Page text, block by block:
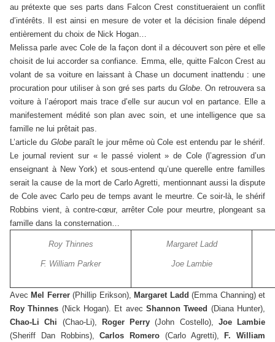
au prétexte que ses parts dans Falcon Crest constitueraient un conflit
d’intérêts. Il est ainsi en mesure de voter et la décision finale dépend
entièrement du choix de Nick Hogan…
Melissa parle avec Cole de la façon dont il a découvert son père et elle
choisit de lui accorder sa confiance. Emma, elle, quitte Falcon Crest au
volant de sa voiture en laissant à Chase un document inattendu : une
procuration pour utiliser à son gré ses parts du Globe . On retrouvera sa
voiture à l’aéroport mais trace d’elle sur aucun vol en partance. Elle a
manifestement médité son plan avec soin, et une intelligence que sa
famille ne lui prêtait pas.
L’article du Globeparaît le jour même où Cole est entendu par le shérif.
Le journal revient sur « le passé violent » de Cole (l’agression d’un
enseignant à New York) et sous-entend qu’une querelle entre familles
serait la cause de la mort de Carlo Agretti, mentionnant aussi la dispute
de Cole avec Carlo peu de temps avant le meurtre. Ce soir-là, le shérif
Robbins vient, à contre-cœur, arrêter Cole pour meurtre, plongeant sa
famille dans la consternation…
Roy Thinnes
F. William Parker
Margaret Ladd
Joe Lambie
AvecMel Ferrer(Phillip Erikson),Margaret Ladd(Emma Channing) et
Roy Thinnes (Nick Hogan). Et avecShannon Tweed (Diana Hunter),
Chao-Li Chi (Chao-Li), Roger Perry(John Costello), Joe Lambie
(Sheriff Dan Robbins),Carlos Romero (Carlo Agretti),F. William